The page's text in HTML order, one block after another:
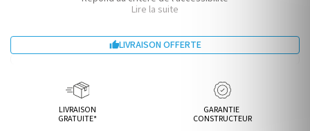
Lire la suite
LIVRAISON OFFERTE
LIVRAISON
GRATUITE*
GARANTIE
CONSTRUCTEUR